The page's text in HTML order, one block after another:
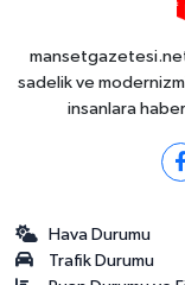
sadelik ve
insanlara
Hava Durumu
Trafik Durumu